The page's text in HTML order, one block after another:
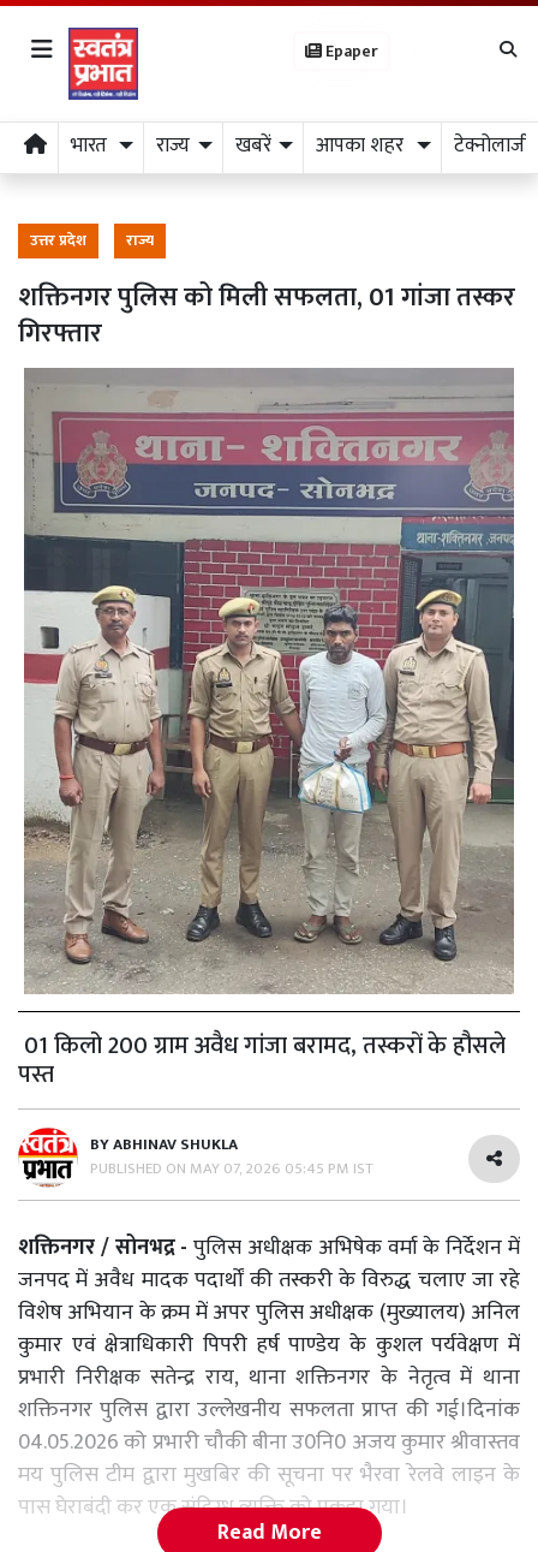
Epaper
भारत राज्य खबरें आपका शहर टेक्नोलाजी
उत्तर प्रदेश राज्य
शक्तिनगर पुलिस को मिली सफलता, 01 गांजा तस्कर
गिरफ्तार
01 किलो 200 ग्राम अवैध गांजा बरामद, तस्करों के हौसले
पस्त
BYABHINAV SHUKLA
PUBLISHED ON MAY 07, 2026 05:45 PM IST
शक्तिनगर / सोनभद्र -पुलिस अधीक्षक अभिषेक वर्मा के निर्देशन में
जनपद में अवैध मादक पदार्थों की तस्करी के विरुद्ध चलाए जा रहे
विशेष अभियान के क्रम में अपर पुलिस अधीक्षक (मुख्यालय) अनिल
कुमार एवं क्षेत्राधिकारी पिपरी हर्ष पाण्डेय के कुशल पर्यवेक्षण में
प्रभारी निरीक्षक सतेन्द्र राय, थाना शक्तिनगर के नेतृत्व में थाना
शक्तिनगर पुलिस द्वारा उल्लेखनीय सफलता प्राप्त की गई।दिनांक
04.05.2026 को प्रभारी चौकी बीना उ0नि0 अजय कुमार श्रीवास्तव
मय पुलिस टीम द्वारा मुखबिर की सूचना पर भैरवा रेलवे लाइन के
पास घेराबंदी कर एक संदिग्ध व्यक्ति को पकड़ा गया।
Read More